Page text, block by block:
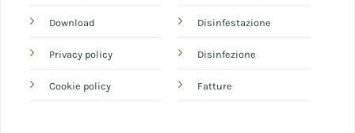
Download
Privacy policy
Cookie policy
Disinfestazione
Disinfezione
Fatture